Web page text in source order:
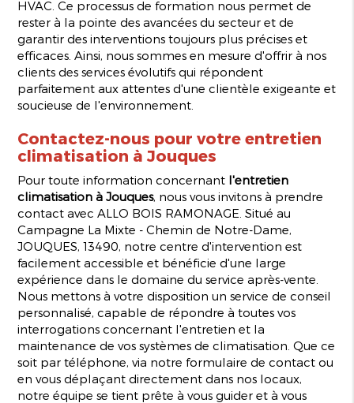
HVAC. Ce processus de formation nous permet de
rester à la pointe des avancées du secteur et de
garantir des interventions toujours plus précises et
efficaces. Ainsi, nous sommes en mesure d'offrir à nos
clients des services évolutifs qui répondent
parfaitement aux attentes d'une clientèle exigeante et
soucieuse de l'environnement.
Contactez-nous pour votre entretien
climatisation à Jouques
Pour toute information concernant l'entretien
climatisation à Jouques, nous vous invitons à prendre
contact avec ALLO BOIS RAMONAGE. Situé au
Campagne La Mixte - Chemin de Notre-Dame,
JOUQUES, 13490, notre centre d'intervention est
facilement accessible et bénéficie d'une large
expérience dans le domaine du service après-vente.
Nous mettons à votre disposition un service de conseil
personnalisé, capable de répondre à toutes vos
interrogations concernant l'entretien et la
maintenance de vos systèmes de climatisation. Que ce
soit par téléphone, via notre formulaire de contact ou
en vous déplaçant directement dans nos locaux,
notre équipe se tient prête à vous guider et à vous